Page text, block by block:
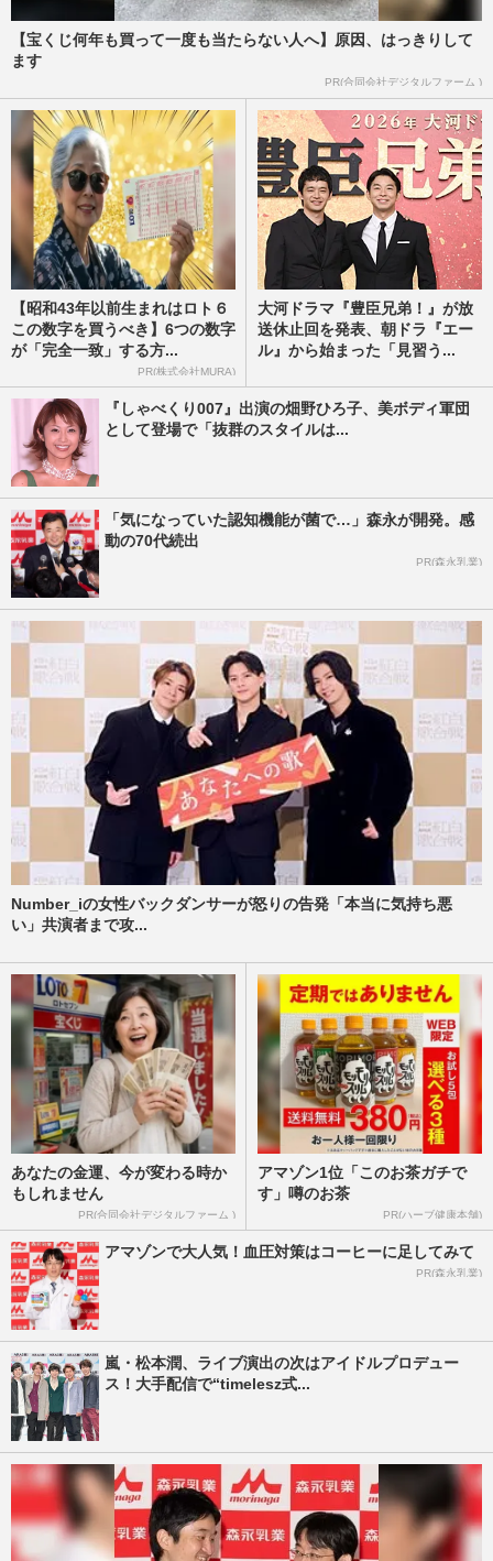
【宝くじ何年も買って一度も当たらない人へ】原因、はっきりして
ます
PR(合同会社デジタルファーム )
【昭和43年以前生まれはロト６
この数字を買うべき】6つの数字
が「完全一致」する方...
PR(株式会社MURA)
大河ドラマ『豊臣兄弟！』が放
送休止回を発表、朝ドラ『エー
ル』から始まった「見習う...
『しゃべくり007』出演の畑野ひろ子、美ボディ軍団
として登場で「抜群のスタイルは...
「気になっていた認知機能が菌で…」森永が開発。感
動の70代続出
PR(森永乳業)
Number_iの女性バックダンサーが怒りの告発「本当に気持ち悪
い」共演者まで攻...
あなたの金運、今が変わる時か
もしれません
PR(合同会社デジタルファーム )
アマゾン1位「このお茶ガチで
す」噂のお茶
PR(ハーブ健康本舗)
アマゾンで大人気！血圧対策はコーヒーに足してみて
PR(森永乳業)
嵐・松本潤、ライブ演出の次はアイドルプロデュー
ス！大手配信で“timelesz式...